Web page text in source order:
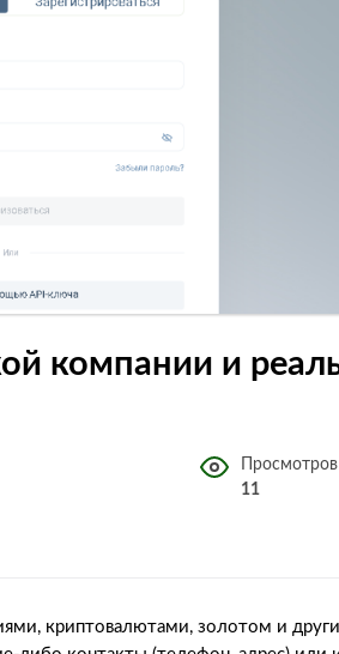
компании и
Просмотров
11
криптовалютами, золотом и